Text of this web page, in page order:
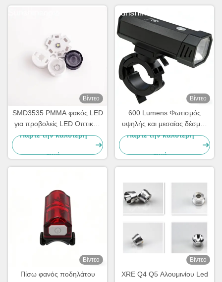
Βίντεο
SMD3535 PMMA φακός LED
για προβολείς LED Οπτικός
φακός Κατασκευαστής για
κάτω φώτα στενής δέσμης
Πάρτε την καλύτερη
τιμή
Βίντεο
600 Lumens Φωτισμός
υψηλής και μεσαίας δέσμης
εμπρός φως
αδιάβροχος προβολέας
ποδηλάτου
Πάρτε την καλύτερη
τιμή
Βίντεο
Πίσω φανός ποδηλάτου
Βίντεο
XRE Q4 Q5 Αλουμινίου Led